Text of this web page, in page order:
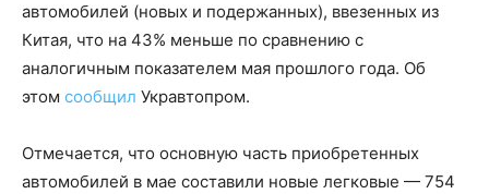
автомобилей (новых и подержанных), ввезенных из
Китая, что на 43% меньше по сравнению с
аналогичным показателем мая прошлого года. Об
этом сообщил Укравтопром.
Отмечается, что основную часть приобретенных
автомобилей в мае составили новые легковые — 754